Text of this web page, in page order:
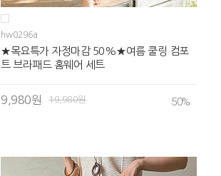
hw0296a
★목요특가 자정마감 50%★여름 쿨링 컴포
트 브라패드 홈웨어 세트
9,980원 19,980원 50%